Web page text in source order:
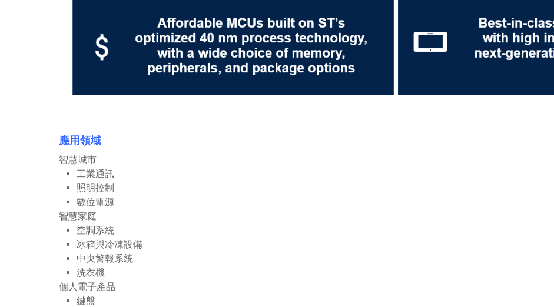
應用領域
智慧城市
工業通訊
照明控制
數位電源
智慧家庭
空調系統
冰箱與冷凍設備
中央警報系統
洗衣機
個人電子產品
鍵盤